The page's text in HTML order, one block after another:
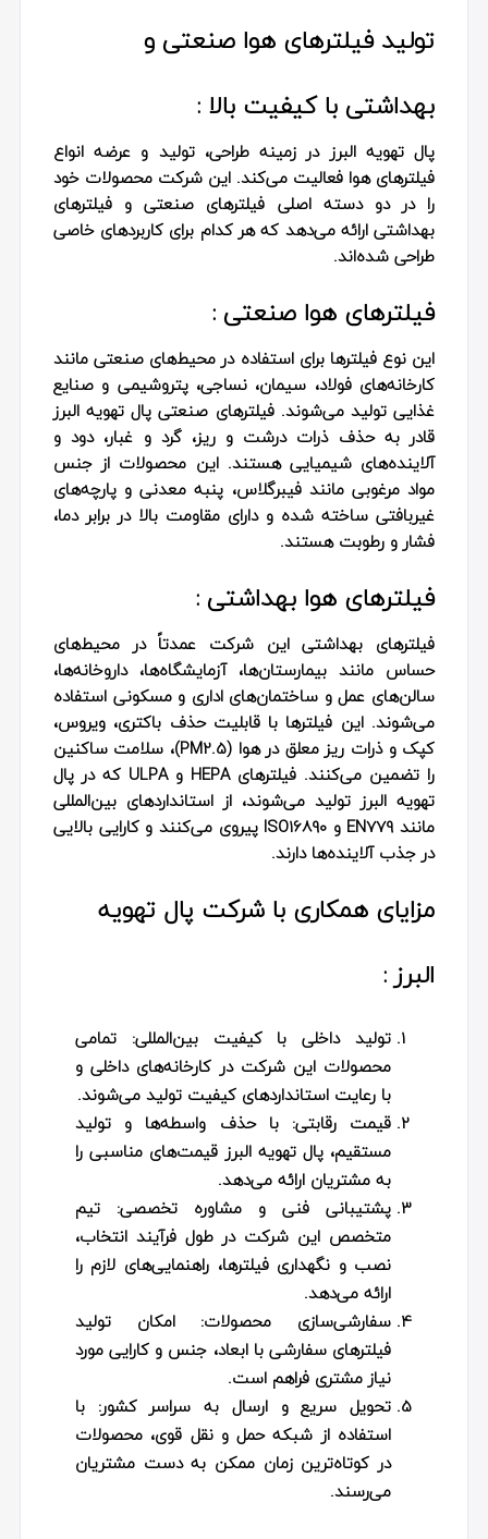
تولید فیلترهای هوا صنعتی و
بهداشتی با کیفیت بالا :
پال تهویه البرز در زمینه طراحی، تولید و عرضه انواع
فیلترهای هوا فعالیت می‌کند. این شرکت محصولات خود
را در دو دسته اصلی فیلترهای صنعتی و فیلترهای
بهداشتی ارائه می‌دهد که هر کدام برای کاربردهای خاصی
طراحی شده‌اند.
فیلترهای هوا صنعتی :
این نوع فیلترها برای استفاده در محیط‌های صنعتی مانند
کارخانه‌های فولاد، سیمان، نساجی، پتروشیمی و صنایع
غذایی تولید می‌شوند. فیلترهای صنعتی پال تهویه البرز
قادر به حذف ذرات درشت و ریز، گرد و غبار، دود و
آلاینده‌های شیمیایی هستند. این محصولات از جنس
مواد مرغوبی مانند فیبرگلاس، پنبه معدنی و پارچه‌های
غیربافتی ساخته شده و دارای مقاومت بالا در برابر دما،
فشار و رطوبت هستند.
فیلترهای هوا بهداشتی :
فیلترهای بهداشتی این شرکت عمدتاً در محیط‌های
حساس مانند بیمارستان‌ها، آزمایشگاه‌ها، داروخانه‌ها،
سالن‌های عمل و ساختمان‌های اداری و مسکونی استفاده
می‌شوند. این فیلترها با قابلیت حذف باکتری، ویروس،
کپک و ذرات ریز معلق در هوا (PM2.5)، سلامت ساکنین
را تضمین می‌کنند. فیلترهای HEPA و ULPA که در پال
تهویه البرز تولید می‌شوند، از استانداردهای بین‌المللی
مانند EN779 و ISO16890 پیروی می‌کنند و کارایی بالایی
در جذب آلاینده‌ها دارند.
مزایای همکاری با شرکت پال تهویه
البرز :
تولید داخلی با کیفیت بین‌المللی: تمامی
محصولات این شرکت در کارخانه‌های داخلی و
با رعایت استانداردهای کیفیت تولید می‌شوند.
قیمت رقابتی: با حذف واسطه‌ها و تولید
مستقیم، پال تهویه البرز قیمت‌های مناسبی را
به مشتریان ارائه می‌دهد.
پشتیبانی فنی و مشاوره تخصصی: تیم
متخصص این شرکت در طول فرآیند انتخاب،
نصب و نگهداری فیلترها، راهنمایی‌های لازم را
ارائه می‌دهد.
سفارشی‌سازی محصولات: امکان تولید
فیلترهای سفارشی با ابعاد، جنس و کارایی مورد
نیاز مشتری فراهم است.
تحویل سریع و ارسال به سراسر کشور: با
استفاده از شبکه حمل و نقل قوی، محصولات
در کوتاه‌ترین زمان ممکن به دست مشتریان
می‌رسند.